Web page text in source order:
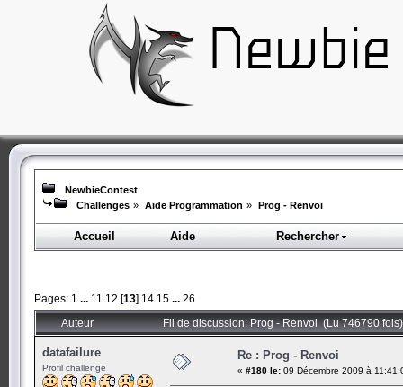
NewbieContest
Challenges » Aide Programmation » Prog - Renvoi
Accueil Aide Rechercher
Pages: 1 ... 11 12 [13] 14 15 ... 26
Auteur Fil de discussion: Prog - Renvoi (Lu 746790 fois)
datafailure
Profil challenge
Re : Prog - Renvoi
« #180 le: 09 Décembre 2009 à